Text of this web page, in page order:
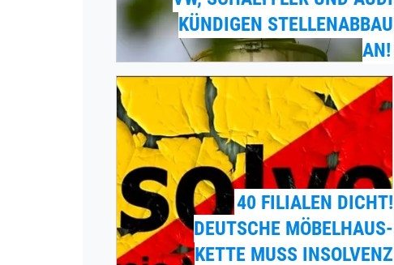
KÜNDIGEN STELLENABBAU
AN!
40 FILIALEN DICHT!
DEUTSCHE MÖBELHAUS-
KETTE MUSS INSOLVENZ